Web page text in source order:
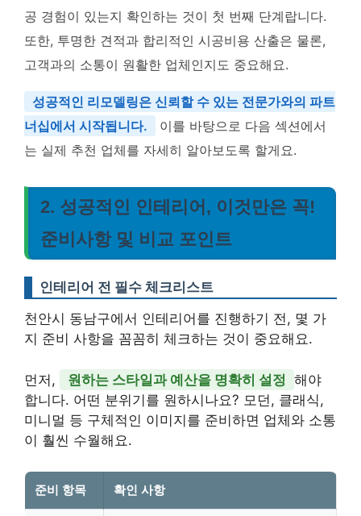
공 경험이 있는지 확인하는 것이 첫 번째 단계랍니다.
또한, 투명한 견적과 합리적인 시공비용 산출은 물론,
고객과의 소통이 원활한 업체인지도 중요해요.
성공적인 리모델링은 신뢰할 수 있는 전문가와의 파트
너십에서 시작됩니다.
이를 바탕으로 다음 섹션에서
는 실제 추천 업체를 자세히 알아보도록 할게요.
2. 성공적인 인테리어, 이것만은 꼭!
준비사항 및 비교 포인트
인테리어 전 필수 체크리스트
천안시 동남구에서 인테리어를 진행하기 전, 몇 가
지 준비 사항을 꼼꼼히 체크하는 것이 중요해요.
먼저, 원하는 스타일과 예산을 명확히 설정 해야
합니다. 어떤 분위기를 원하시나요? 모던, 클래식,
미니멀 등 구체적인 이미지를 준비하면 업체와 소통
이 훨씬 수월해요.
준비 항목 확인 사항